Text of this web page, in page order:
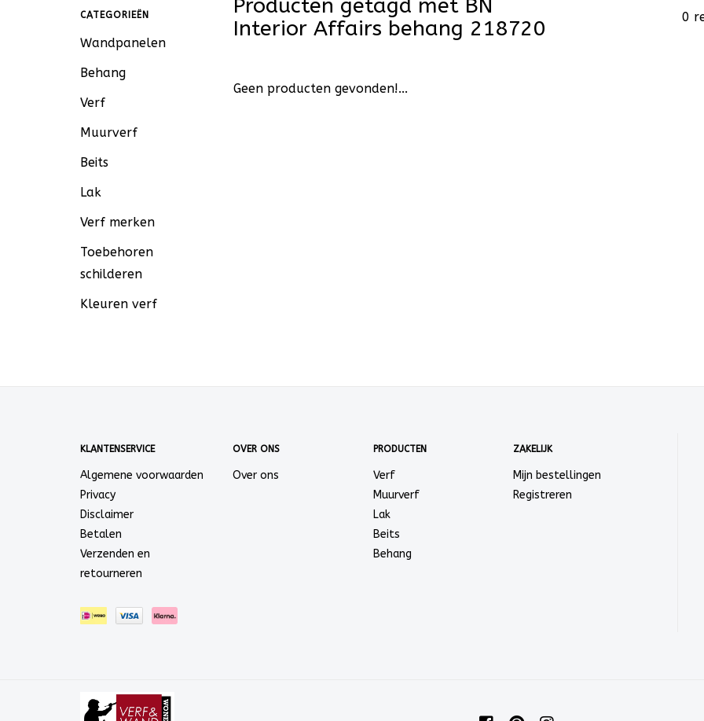
CATEGORIEËN
Wandpanelen
Behang
Verf
Muurverf
Beits
Lak
Verf merken
Toebehoren
schilderen
Kleuren verf
Producten getagd met BN
Interior Affairs behang 218720
0
Geen producten gevonden!...
KLANTENSERVICE
Algemene voorwaarden
Privacy
Disclaimer
Betalen
Verzenden en
retourneren
OVER ONS
Over ons
PRODUCTEN
Verf
Muurverf
Lak
Beits
Behang
ZAKELIJK
Mijn bestellingen
Registreren